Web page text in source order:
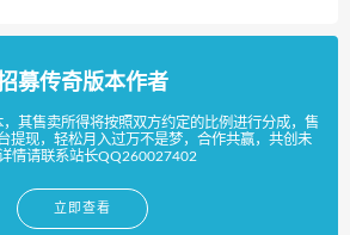
募传奇版本作者
其售卖所得将按照双方约定的比例进行分成，售
提现，轻松月入过万不是梦，合作共赢，共创未
情请联系站长QQ260027402
立即查看